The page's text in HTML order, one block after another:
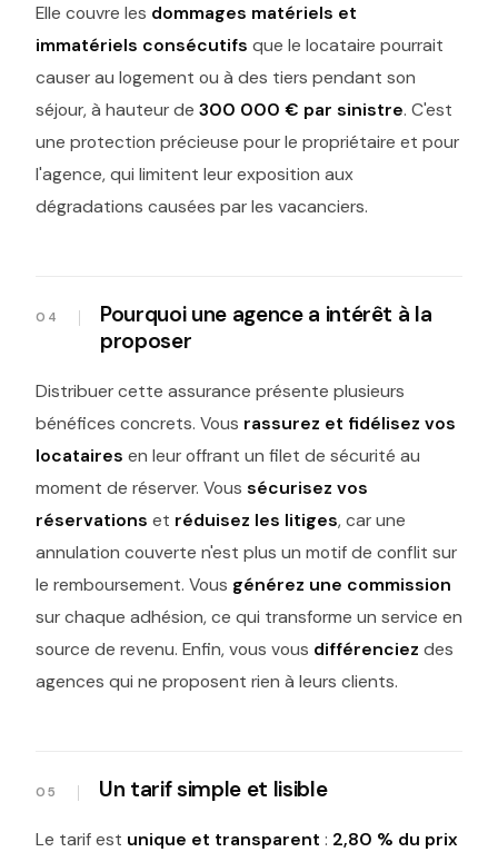
Elle couvre les dommages matériels et
immatériels consécutifs que le locataire pourrait
causer au logement ou à des tiers pendant son
séjour, à hauteur de 300 000 € par sinistre. C'est
une protection précieuse pour le propriétaire et pour
l'agence, qui limitent leur exposition aux
dégradations causées par les vacanciers.
Pourquoi une agence a intérêt à la
proposer
Distribuer cette assurance présente plusieurs
bénéfices concrets. Vous rassurez et fidélisez vos
locataires en leur offrant un filet de sécurité au
moment de réserver. Vous sécurisez vos
réservations et réduisez les litiges, car une
annulation couverte n'est plus un motif de conflit sur
le remboursement. Vous générez une commission
sur chaque adhésion, ce qui transforme un service en
source de revenu. Enfin, vous vous différenciez des
agences qui ne proposent rien à leurs clients.
Un tarif simple et lisible
Le tarif est unique et transparent : 2,80 % du prix